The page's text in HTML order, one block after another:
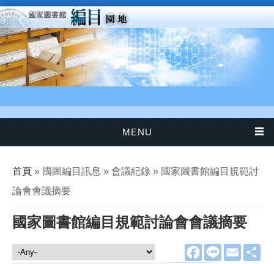
移至主內容
MENU
您在這裡
首頁 » 國圖編目訊息 » 會議紀錄 » 國家圖書館編目規範討
論會會議摘要
國家圖書館編目規範討論會會議摘要
F
a
L
E
m
國圖編目訊息